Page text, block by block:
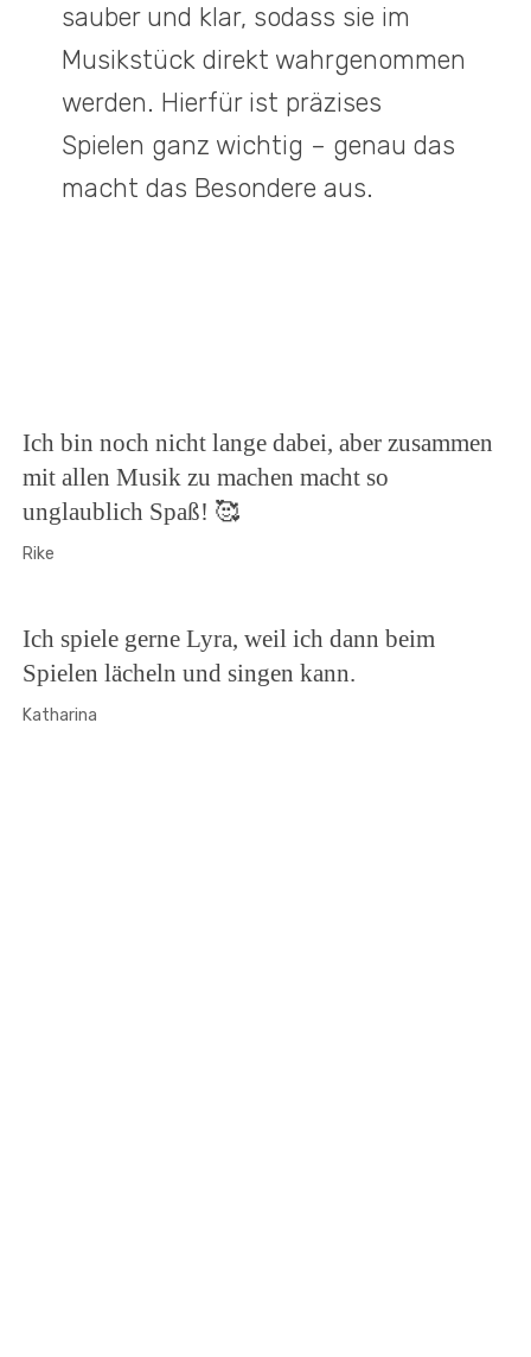
sauber und klar, sodass sie im
Musikstück direkt wahrgenommen
werden. Hierfür ist präzises
Spielen ganz wichtig – genau das
macht das Besondere aus.
Ich bin noch nicht lange dabei, aber zusammen
mit allen Musik zu machen macht so
unglaublich Spaß! 🥰
Rike
Ich spiele gerne Lyra, weil ich dann beim
Spielen lächeln und singen kann.
Katharina